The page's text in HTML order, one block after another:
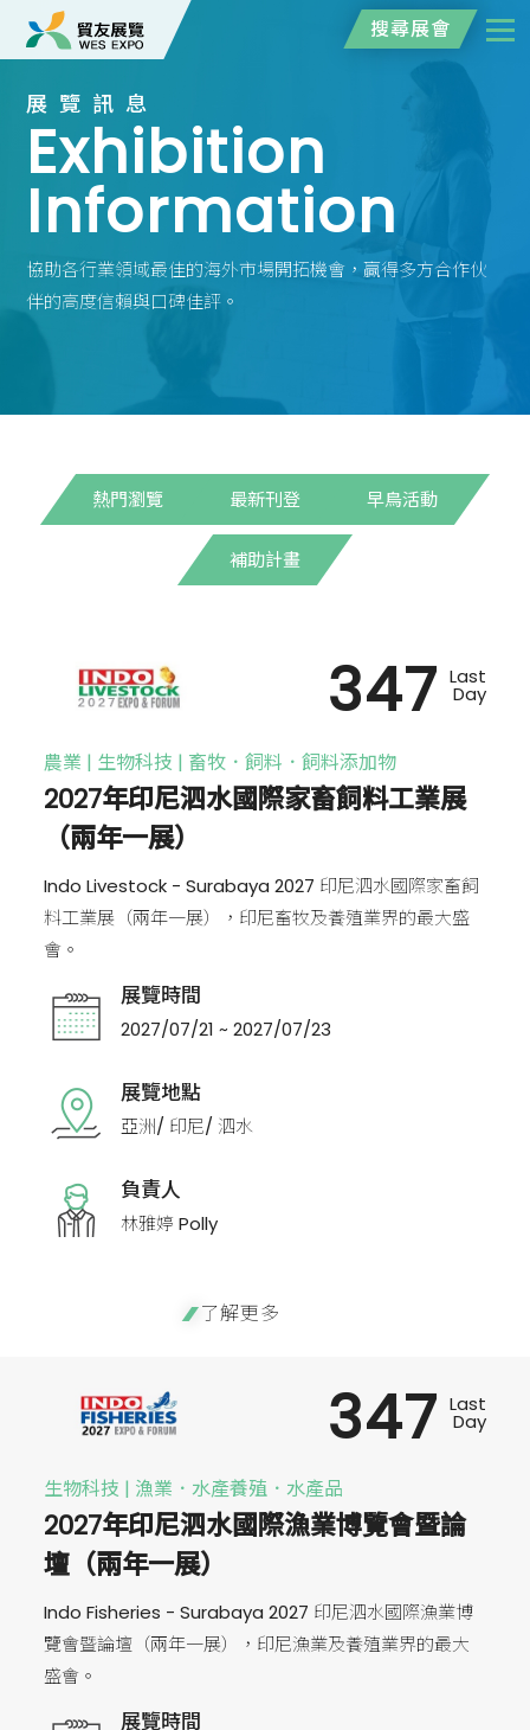
搜尋展會
展覽訊息
Exhibition
Information
協助各行業領域最佳的海外市場開拓機會，贏得多方合作伙
伴的高度信賴與口碑佳評。
熱門瀏覽 最新刊登 早鳥活動
補助計畫
農業 | 生物科技 | 畜牧．飼料．飼料添加物
2027年印尼泗水國際家畜飼料工業展
（兩年一展）
Indo Livestock - Surabaya 2027 印尼泗水國際家畜飼
料工業展（兩年一展），印尼畜牧及養殖業界的最大盛
會。
展覽時間
2027/07/21 ~ 2027/07/23
展覽地點
亞洲/ 印尼/ 泗水
負責人
林雅婷 Polly
347 Last
Day
了解更多
生物科技 | 漁業．水產養殖．水產品
2027年印尼泗水國際漁業博覽會暨論
壇（兩年一展）
Indo Fisheries - Surabaya 2027 印尼泗水國際漁業博
覽會暨論壇（兩年一展），印尼漁業及養殖業界的最大
盛會。
展覽時間
347 Last
Day